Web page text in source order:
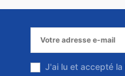
J'ai lu et accepté la